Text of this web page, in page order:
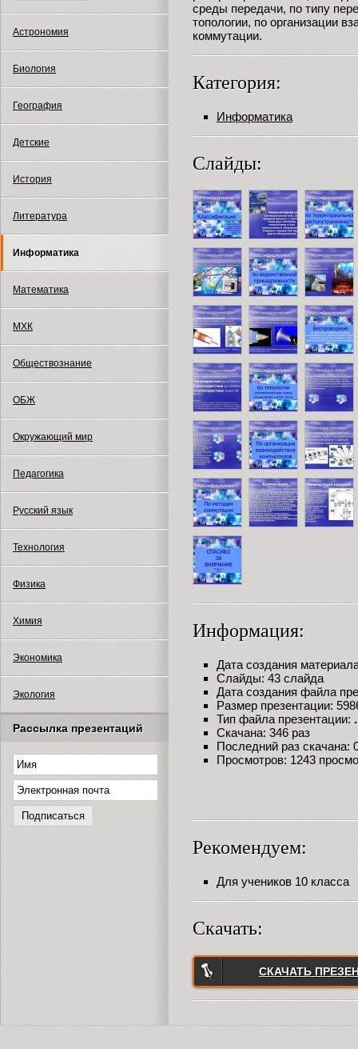
Астрономия
Биология
География
Детские
История
Литература
Информатика
Математика
МХК
Обществознание
ОБЖ
Окружающий мир
Педагогика
Русский язык
Технология
Физика
Химия
Экономика
Экология
Рассылка презентаций
среды передачи, по типу
топологии, по организации
коммутации.
Категория:
Информатика
Слайды:
Информация:
Дата создания
Слайды: 43 слайда
Дата создания файла
Размер презентации:
Тип файла презентации:
Скачана: 346 раз
Последний раз скачана:
Просмотров: 1243
Рекомендуем:
Для учеников 10 класса
Скачать:
СКАЧАТЬ